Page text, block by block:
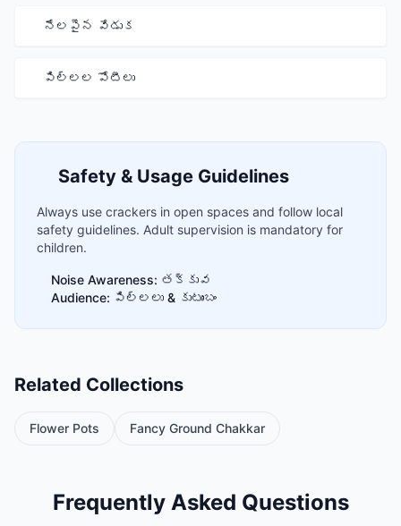
నేలపైన వేడుక
పిల్లల పోటీలు
Safety & Usage Guidelines
Always use crackers in open spaces and follow local
safety guidelines. Adult supervision is mandatory for
children.
Noise Awareness: తక్కువ
Audience: పిల్లలు & కుటుంబం
Related Collections
Flower Pots Fancy Ground Chakkar
Frequently Asked Questions